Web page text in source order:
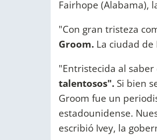
Fairhope (Alabama),
"Con gran tristeza
Groom. La ciudad
"Entristecida al saber
talentosos". Si bien
Groom fue un
estadounidense.
escribió Ivey, la